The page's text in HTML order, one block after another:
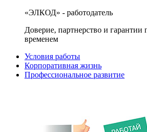
«ЭЛКОД» - работодатель
Доверие, партнерство и гарантии
временем
Условия работы
Корпоративная жизнь
Профессиональное развитие